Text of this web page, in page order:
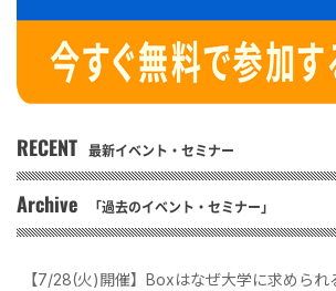
RECENT 最新イベント・セミナー
Archive 「過去のイベント・セミナー」
【7/28(火)開催】Boxはなぜ大学に求められ